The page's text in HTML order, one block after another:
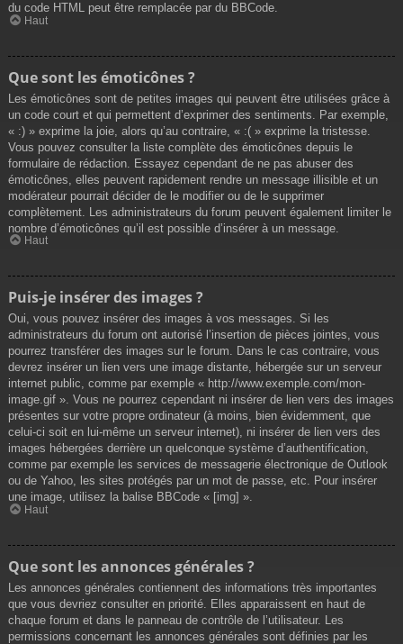
du code HTML peut être remplacée par du BBCode.
Haut
Que sont les émoticônes ?
Les émoticônes sont de petites images qui peuvent être utilisées grâce à
un code court et qui permettent d’exprimer des sentiments. Par exemple,
« :) » exprime la joie, alors qu’au contraire, « :( » exprime la tristesse.
Vous pouvez consulter la liste complète des émoticônes depuis le
formulaire de rédaction. Essayez cependant de ne pas abuser des
émoticônes, elles peuvent rapidement rendre un message illisible et un
modérateur pourrait décider de le modifier ou de le supprimer
complètement. Les administrateurs du forum peuvent également limiter le
nombre d’émoticônes qu’il est possible d’insérer à un message.
Haut
Puis-je insérer des images ?
Oui, vous pouvez insérer des images à vos messages. Si les
administrateurs du forum ont autorisé l’insertion de pièces jointes, vous
pourrez transférer des images sur le forum. Dans le cas contraire, vous
devrez insérer un lien vers une image distante, hébergée sur un serveur
internet public, comme par exemple « http://www.exemple.com/mon-
image.gif ». Vous ne pourrez cependant ni insérer de lien vers des images
présentes sur votre propre ordinateur (à moins, bien évidemment, que
celui-ci soit en lui-même un serveur internet), ni insérer de lien vers des
images hébergées derrière un quelconque système d’authentification,
comme par exemple les services de messagerie électronique de Outlook
ou de Yahoo, les sites protégés par un mot de passe, etc. Pour insérer
une image, utilisez la balise BBCode « [img] ».
Haut
Que sont les annonces générales ?
Les annonces générales contiennent des informations très importantes
que vous devriez consulter en priorité. Elles apparaissent en haut de
chaque forum et dans le panneau de contrôle de l’utilisateur. Les
permissions concernant les annonces générales sont définies par les